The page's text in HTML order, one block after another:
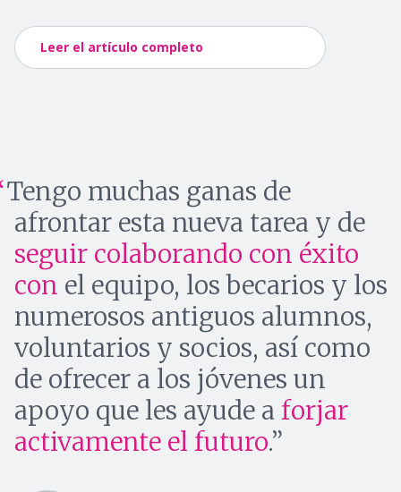
Leer el artículo completo
Tengo muchas ganas de
afrontar esta nueva tarea y de
seguir colaborando con éxito
con el equipo, los becarios y los
numerosos antiguos alumnos,
voluntarios y socios, así como
de ofrecer a los jóvenes un
apoyo que les ayude a forjar
activamente el futuro.